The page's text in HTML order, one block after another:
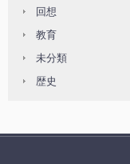
回想
教育
未分類
歴史